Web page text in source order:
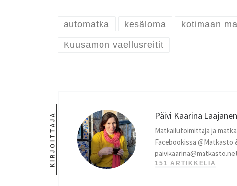
automatka kesäloma kotimaan
Kuusamon vaellusreitit
KIRJOITTAJA Päivi Kaarina Laajanen
Matkailutoimittaja ja
Facebookissa
151 ARTIKKELIA